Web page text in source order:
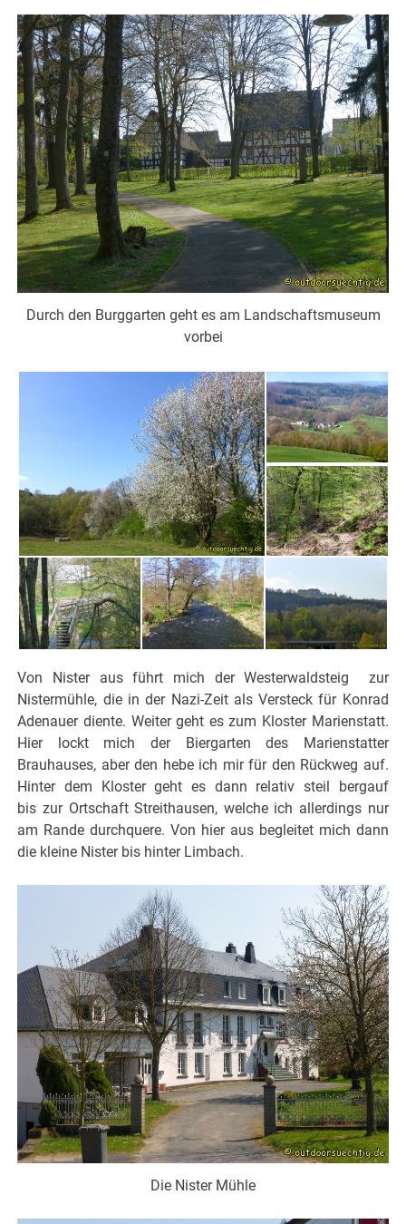
Durch den Burggarten geht es am Landschaftsmuseum
vorbei
Von Nister aus führt mich der Westerwaldsteig zur
Nistermühle, die in der Nazi-Zeit als Versteck für Konrad
Adenauer diente. Weiter geht es zum Kloster Marienstatt.
Hier lockt mich der Biergarten des Marienstatter
Brauhauses, aber den hebe ich mir für den Rückweg auf.
Hinter dem Kloster geht es dann relativ steil bergauf
bis zur Ortschaft Streithausen, welche ich allerdings nur
am Rande durchquere. Von hier aus begleitet mich dann
die kleine Nister bis hinter Limbach.
Die Nister Mühle